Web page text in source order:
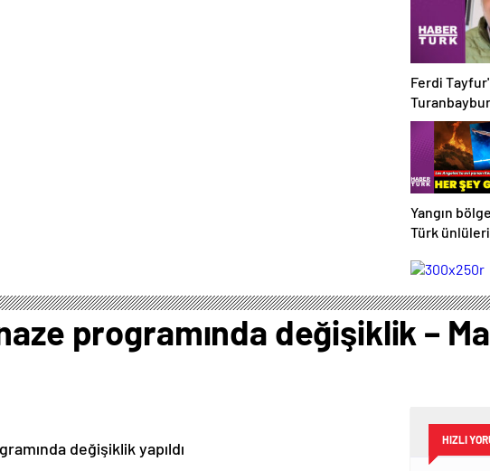
Ferdi
haberleri
Yangın
Türk
haberleri
programında değişiklik –
değişiklik yapıldı HIZLI